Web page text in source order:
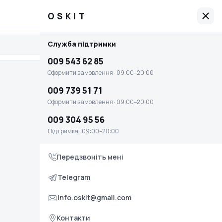
Графік роботи: 09:00–20:00
OSKIT
Головна
Оплата і доставка
Умови повернення та обміну
Контакти
Служба підтримки
Оформити замовлення · 09:00–20:00
009 739 51 71
Підтримка · 09:00–20:00
OSKIT
Служба підтримки
009 543 62 85
Оформити замовлення · 09:00–20:00
009 739 51 71
Оформити замовлення · 09:00–20:00
009 304 95 56
Підтримка · 09:00–20:00
Передзвоніть мені
Telegram
info.oskit@gmail.com
Контакти